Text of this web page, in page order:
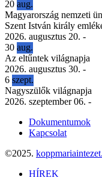
20 aug.
Magyarország nemzeti
Szent István király
2026. augusztus 20. -
30 aug.
Az eltűntek világnapja
2026. augusztus 30. -
6 szept.
Nagyszülők világnapja
2026. szeptember 06. -
Dokumentumok
Kapcsolat
©2025.
HÍREK